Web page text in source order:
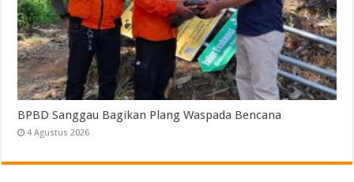
BPBD Sanggau Bagikan Plang Waspada Bencana
4 Agustus 2026